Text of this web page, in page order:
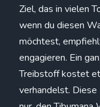
Ziel, das in vielen
wenn du diesen
möchtest,
engagieren. Ein
Treibstoff kostet
verhandelst.